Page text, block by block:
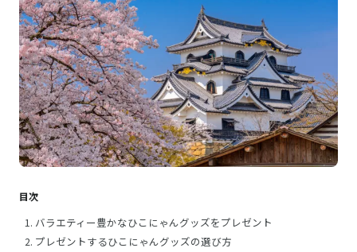
目次
バラエティー豊かなひこにゃんグッズをプレゼント
プレゼントするひこにゃんグッズの選び方